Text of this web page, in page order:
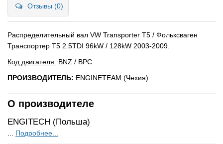
Отзывы (0)
Распределительный вал VW Transporter T5 / Фольксваген
Транспортер Т5 2.5TDI 96kW / 128kW 2003-2009.
Код двигателя: BNZ / BPC
ПРОИЗВОДИТЕЛЬ: ENGINETEAM (Чехия)
О производителе
ENGITECH (Польша)
Подробнее...